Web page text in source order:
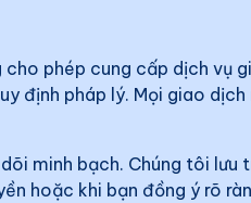
phép cung cấp dịch vụ
pháp lý. Mọi giao
minh bạch. Chúng tôi
hoặc khi bạn đồng ý rõ